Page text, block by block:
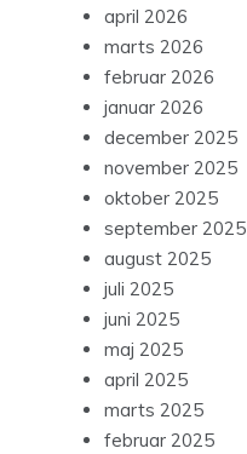
april 2026
marts 2026
februar 2026
januar 2026
december 2025
november 2025
oktober 2025
september 2025
august 2025
juli 2025
juni 2025
maj 2025
april 2025
marts 2025
februar 2025